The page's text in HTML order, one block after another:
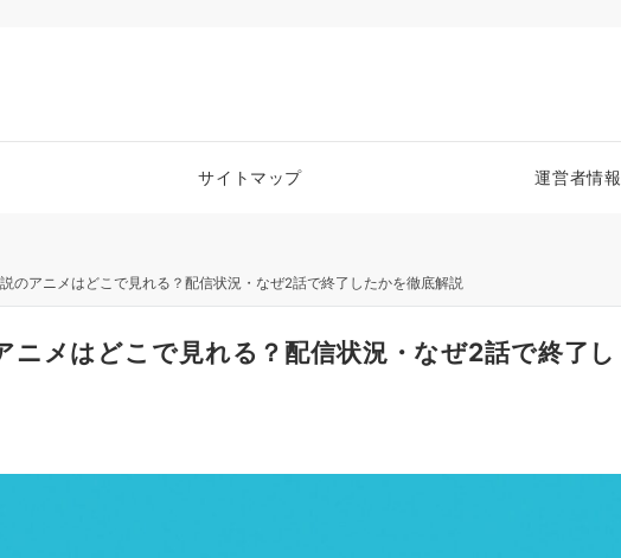
サイトマップ 運営者情報
のアニメはどこで見れる？配信状況・なぜ2話で終了したかを徹底解説
ニメはどこで見れる？配信状況・なぜ2話で終了し